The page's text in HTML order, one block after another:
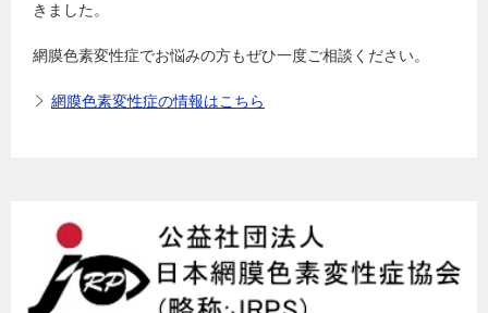
きました。
網膜色素変性症でお悩みの方もぜひ一度ご相談ください。
網膜色素変性症の情報はこちら